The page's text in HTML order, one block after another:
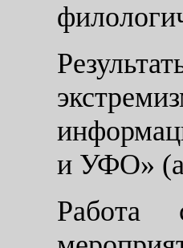
и УФО»
Работа